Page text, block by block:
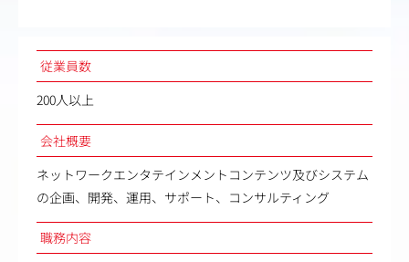
従業員数
200人以上
会社概要
ネットワークエンタテインメントコンテンツ及びシステム
の企画、開発、運用、サポート、コンサルティング
職務内容